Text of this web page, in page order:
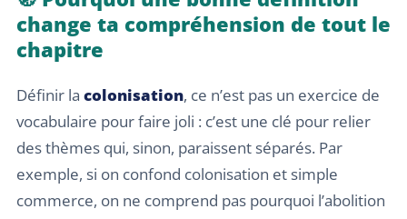
change ta compréhension de tout le
chapitre
Définir la colonisation, ce n’est pas un exercice de
vocabulaire pour faire joli : c’est une clé pour relier
des thèmes qui, sinon, paraissent séparés. Par
exemple, si on confond colonisation et simple
commerce, on ne comprend pas pourquoi l’abolition